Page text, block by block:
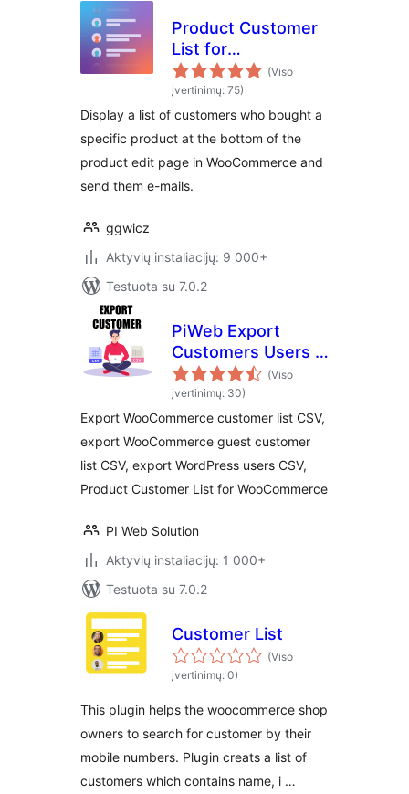
Product Customer
List for
WooCommerce
(Viso
įvertinimų: 75)
Display a list of customers who bought a
specific product at the bottom of the
product edit page in WooCommerce and
send them e-mails.
ggwicz
Aktyvių instaliacijų: 9 000+
Testuota su 7.0.2
PiWeb Export
Customers Users &
Guest customer to
CSV for
WooCommerce
(Viso
įvertinimų: 30)
Export WooCommerce customer list CSV,
export WooCommerce guest customer
list CSV, export WordPress users CSV,
Product Customer List for WooCommerce
PI Web Solution
Aktyvių instaliacijų: 1 000+
Testuota su 7.0.2
Customer List
(Viso
įvertinimų: 0)
This plugin helps the woocommerce shop
owners to search for customer by their
mobile numbers. Plugin creats a list of
customers which contains name, i …